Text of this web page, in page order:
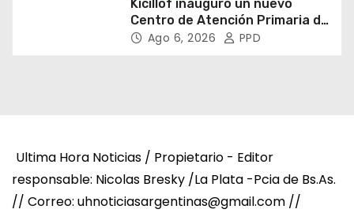
Kicillof inauguró un nuevo
Centro de Atención Primaria de
la Salud
Ago 6, 2026 PPD
Ultima Hora Noticias / Propietario - Editor
responsable: Nicolas Bresky /La Plata -Pcia de Bs.As.
// Correo: uhnoticiasargentinas@gmail.com //